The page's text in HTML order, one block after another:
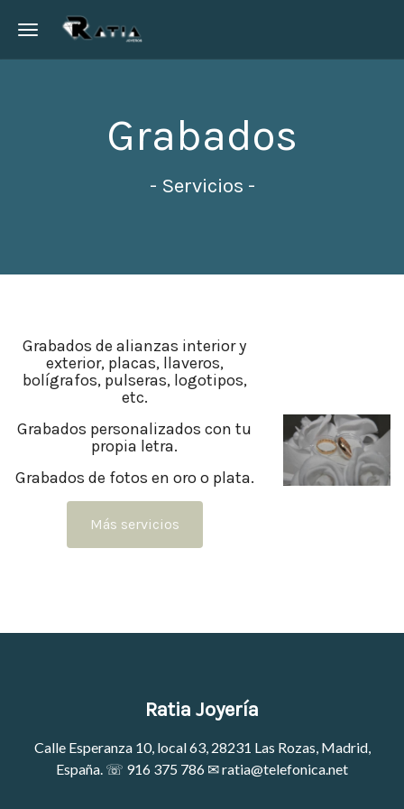
Toggle navigation
Grabados
- Servicios -
Grabados de alianzas interior y
exterior, placas, llaveros,
bolígrafos, pulseras, logotipos,
etc.
Grabados personalizados con tu
propia letra.
Grabados de fotos en oro o plata.
Más servicios
Ratia Joyería
Calle Esperanza 10, local 63, 28231 Las Rozas, Madrid,
España. ☏ 916 375 786 ✉ratia@telefonica.net